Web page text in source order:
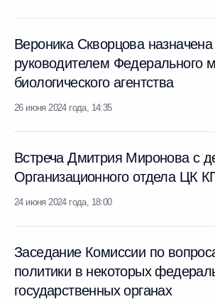
Вероника Скворцова назначена
руководителем Федерального
биологического агентства
26 июня 2024 года, 14:35
Встреча Дмитрия Миронова с
Организационного отдела ЦК
24 июня 2024 года, 18:00
Заседание Комиссии по
политики в некоторых
государственных органах